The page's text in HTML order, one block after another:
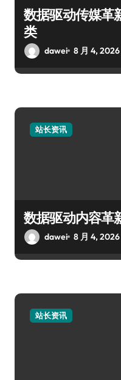
数据驱动传媒革
类
dawei 8 月 4, 2026
站长资讯
数据驱动内容革
dawei 8 月 4, 2026
站长资讯